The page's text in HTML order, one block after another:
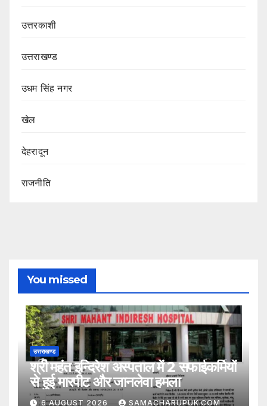
उत्तरकाशी
उत्तराखण्ड
उधम सिंह नगर
खेल
देहरादून
राजनीति
You missed
उत्तराखण्ड
श्री महंत इन्दिरेश अस्पताल में 2 सफाईकर्मियों
से हुई मारपीट और जानलेवा हमला
6 AUGUST 2026 SAMACHARUPUK.COM